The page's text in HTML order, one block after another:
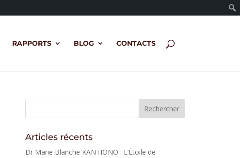
RAPPORTS BLOG CONTACTS
Articles récents
Dr Marie Blanche KANTIONO : L’Étoile de